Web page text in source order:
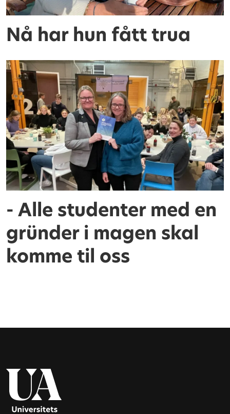
Nå har hun fått trua
- Alle studenter med en
gründer i magen skal
komme til oss